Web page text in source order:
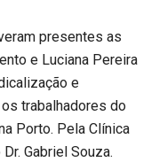
presentes as
e Luciana Pereira
e
trabalhadores do
Porto. Pela Clínica
Gabriel Souza.